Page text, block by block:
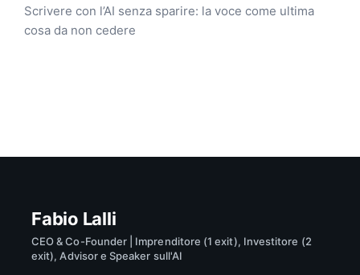
Scrivere con l’AI senza sparire: la voce come ultima
cosa da non cedere
Fabio Lalli
CEO & Co-Founder | Imprenditore (1 exit), Investitore (2
exit), Advisor e Speaker sull'AI